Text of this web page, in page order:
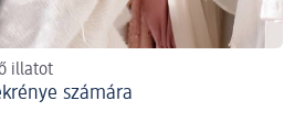
illatot
számára